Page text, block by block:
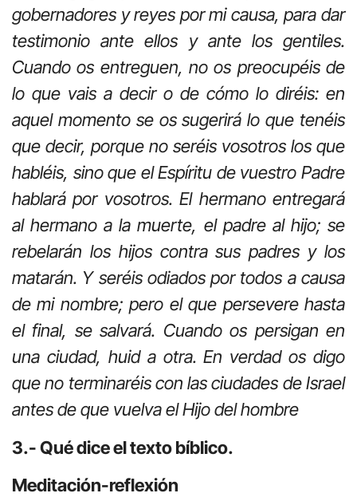
gobernadores y reyes por mi causa, para dar
testimonio ante ellos y ante los gentiles.
Cuando os entreguen, no os preocupéis de
lo que vais a decir o de cómo lo diréis: en
aquel momento se os sugerirá lo que tenéis
que decir, porque no seréis vosotros los que
habléis, sino que el Espíritu de vuestro Padre
hablará por vosotros. El hermano entregará
al hermano a la muerte, el padre al hijo; se
rebelarán los hijos contra sus padres y los
matarán. Y seréis odiados por todos a causa
de mi nombre; pero el que persevere hasta
el final, se salvará. Cuando os persigan en
una ciudad, huid a otra. En verdad os digo
que no terminaréis con las ciudades de Israel
antes de que vuelva el Hijo del hombre
3.- Qué dice el texto bíblico.
Meditación-reflexión